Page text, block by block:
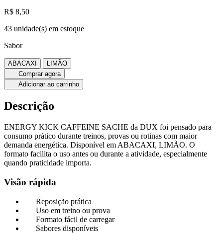
R$ 8,50
43 unidade(s) em estoque
Sabor
ABACAXI
LIMÃO
Comprar agora
Adicionar ao carrinho
Descrição
ENERGY KICK CAFFEINE SACHE da DUX foi pensado para
consumo prático durante treinos, provas ou rotinas com maior
demanda energética. Disponível em ABACAXI, LIMÃO. O
formato facilita o uso antes ou durante a atividade, especialmente
quando praticidade importa.
Visão rápida
Reposição prática
Uso em treino ou prova
Formato fácil de carregar
Sabores disponíveis